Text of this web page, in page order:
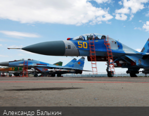
Александр Балыкин